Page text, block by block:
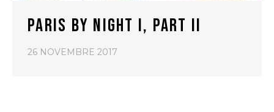
PARIS BY NIGHT I, PART II
26 NOVEMBRE 2017